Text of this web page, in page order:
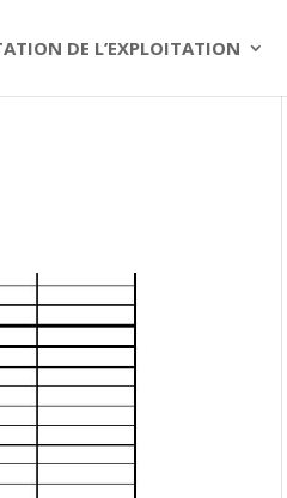
DE L’EXPLOITATION